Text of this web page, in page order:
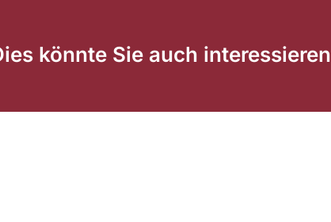
könnte Sie auch interessieren